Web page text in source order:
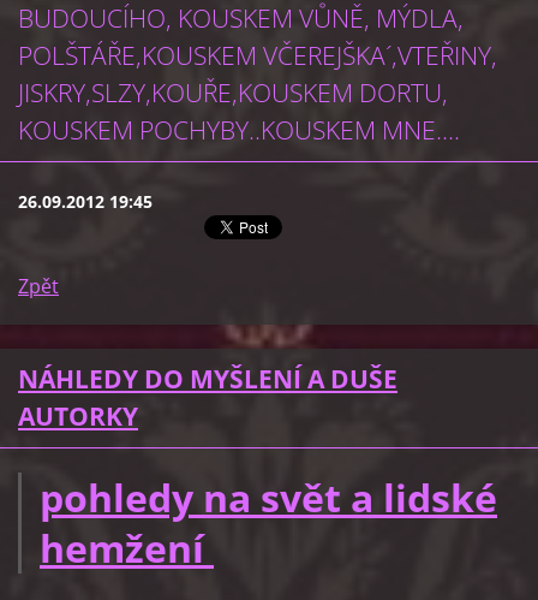
BUDOUCÍHO, KOUSKEM VŮNĚ, MÝDLA,
POLŠTÁŘE,KOUSKEM VČEREJŠKA´,VTEŘINY,
JISKRY,SLZY,KOUŘE,KOUSKEM DORTU,
KOUSKEM POCHYBY..KOUSKEM MNE....
26.09.2012 19:45
Zpět
NÁHLEDY DO MYŠLENÍ A DUŠE
AUTORKY
pohledy na svět a lidské
hemžení